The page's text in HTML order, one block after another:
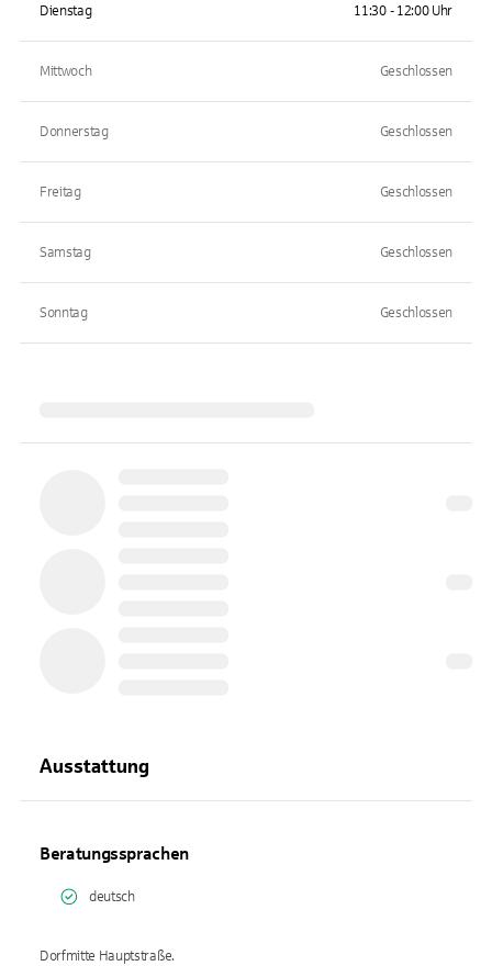
Dienstag 11:30 - 12:00 Uhr
Mittwoch Geschlossen
Donnerstag Geschlossen
Freitag Geschlossen
Samstag Geschlossen
Sonntag Geschlossen
Ausstattung
Beratungssprachen
deutsch
Dorfmitte Hauptstraße.